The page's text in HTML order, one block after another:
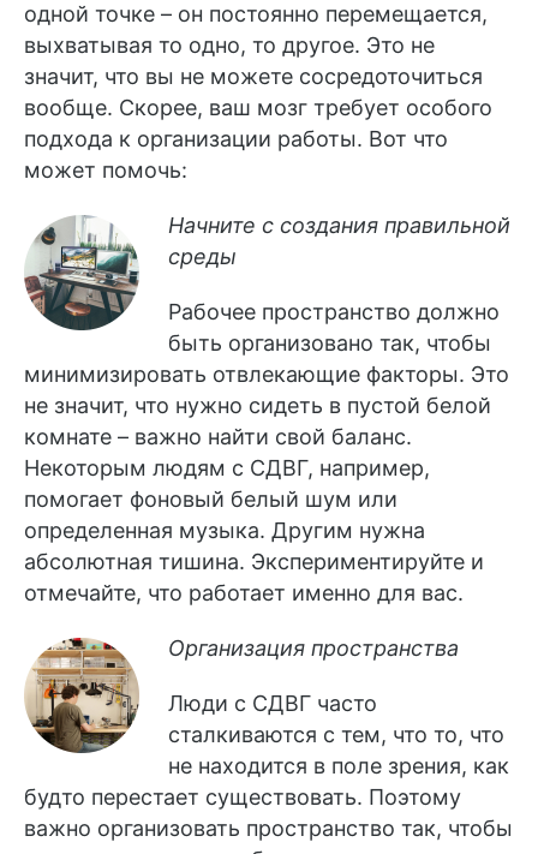
одной точке – он постоянно перемещается,
выхватывая то одно, то другое. Это не
значит, что вы не можете сосредоточиться
вообще. Скорее, ваш мозг требует особого
подхода к организации работы. Вот что
может помочь:
Начните с создания правильной
среды
Рабочее пространство должно
быть организовано так, чтобы
минимизировать отвлекающие факторы. Это
не значит, что нужно сидеть в пустой белой
комнате – важно найти свой баланс.
Некоторым людям с СДВГ, например,
помогает фоновый белый шум или
определенная музыка. Другим нужна
абсолютная тишина. Экспериментируйте и
отмечайте, что работает именно для вас.
Организация пространства
Люди с СДВГ часто
сталкиваются с тем, что то, что
не находится в поле зрения, как
будто перестает существовать. Поэтому
важно организовать пространство так, чтобы